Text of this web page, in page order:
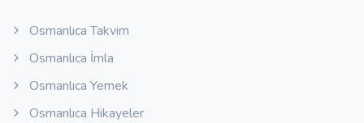
Osmanlıca Takvim
Osmanlıca İmla
Osmanlıca Yemek
Osmanlıca Hikayeler